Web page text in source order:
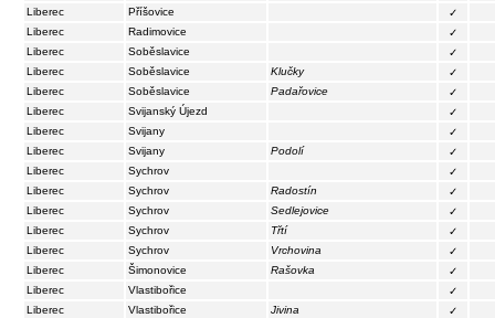
Liberec
Příšovice
✓
Liberec
Radimovice
✓
Liberec
Soběslavice
✓
Liberec
Soběslavice Klučky
✓
Liberec
Soběslavice Padařovice
✓
Liberec
Svijanský Újezd
✓
Liberec
Svijany
✓
Liberec
Svijany Podolí
✓
Liberec
Sychrov
✓
Liberec
Sychrov Radostín
✓
Liberec
Sychrov Sedlejovice
✓
Liberec
Sychrov Třtí
✓
Liberec
Sychrov Vrchovina
✓
Liberec
Šimonovice Rašovka
✓
Liberec
Vlastibořice
✓
Liberec
Vlastibořice Jivina
✓